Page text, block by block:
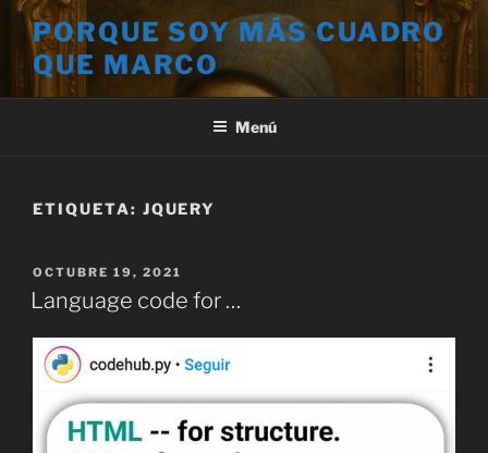
Saltar
contenido
PORQUE SOY MÁS CUADRO
QUE MARCO
Menú
ETIQUETA: JQUERY
PUBLICADO
EL
OCTUBRE 19, 2021
Language code for …